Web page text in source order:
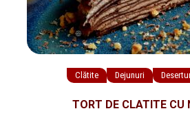
Clătite Dejunuri
TORT DE CLATITE CU